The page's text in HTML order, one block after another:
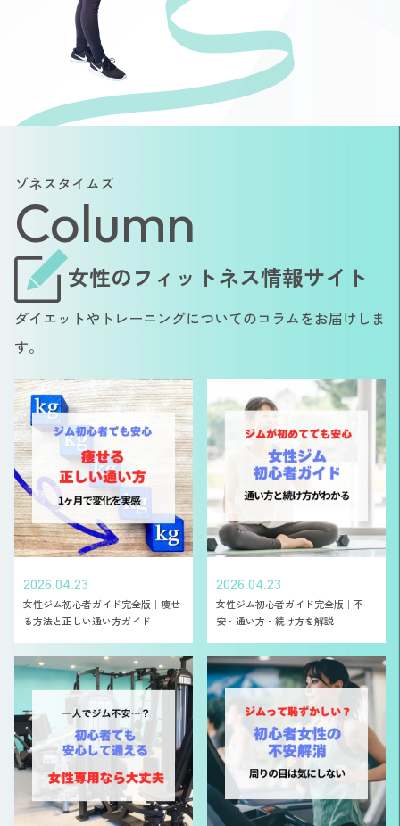
ゾネスタイムズ
Column
女性のフィットネス情報サイト
ダイエットやトレーニングについてのコラムをお届けしま
す。
2026.04.23
女性ジム初心者ガイド完全版｜痩せ
る方法と正しい通い方ガイド
2026.04.23
女性ジム初心者ガイド完全版｜不
安・通い方・続け方を解説